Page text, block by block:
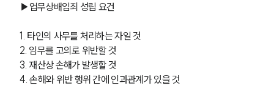
▶업무상배임죄 성립 요건
1. 타인의 사무를 처리하는 자일 것
2. 임무를 고의로 위반할 것
3. 재산상 손해가 발생할 것
4. 손해와 위반 행위 간에 인과관계가 있을 것